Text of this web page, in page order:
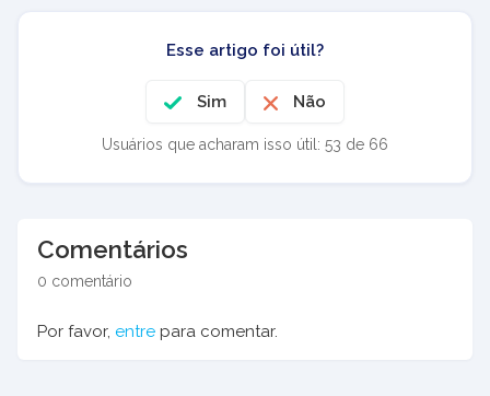
Esse artigo foi útil?
Sim Não
Usuários que acharam isso útil: 53 de 66
Comentários
0 comentário
Por favor, entre para comentar.